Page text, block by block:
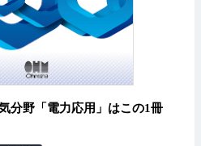
分野「電力応用」はこの1冊